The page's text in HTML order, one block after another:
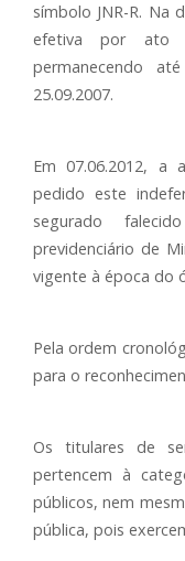
símbolo JNR-R. Na
efetiva por ato
permanecendo
25.09.2007.
Em 07.06.2012, a
pedido este
segurado
previdenciário de
vigente à época do
Pela ordem
para o
Os titulares de
pertencem à
públicos, nem
pública, pois